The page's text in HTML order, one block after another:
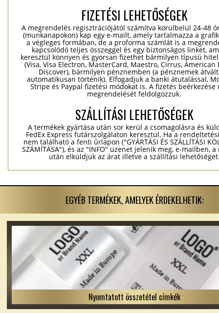
FIZETÉSI LEHETŐSÉGEK
A megrendelés regisztrációjától számítva körülbelül 24-48
(munkanapokon) kap egy e-mailt, amely tartalmazza a
a végleges formában, de a proforma számlát is a
kapcsolódó teljes összeggel és egy biztonságos linket,
keresztül könnyen és gyorsan fizethet bármilyen típusú
(Visa, Visa Electron, MasterCard, Maestro, Cirrus, American
Discover), bármilyen pénznemben (a pénznemek
automatikusan történik). Elfogadjuk a banki átutalással,
Stripe és Paypal fizetési módokat is. A fizetés beérkezése
megrendelését feldolgozzuk.
SZÁLLÍTÁSI LEHETŐSÉGEK
A termékek gyártása után sor kerül a csomagolásra és
FedEx Express futárszolgálaton keresztül. Ha a
nem található a fenti űrlapon ("GYÁRTÁSI ÉS SZÁLLÍTÁSI
SZÁMÍTÁSA"), és az "INFO" üzenet jelenik meg, e-mailben,
után elküldjük az árat illetve a szállítási
EGYÉB TERMÉKEK, AMELYEK ÉRDEKELHETIK:
Nyomtatott összetétel címkék